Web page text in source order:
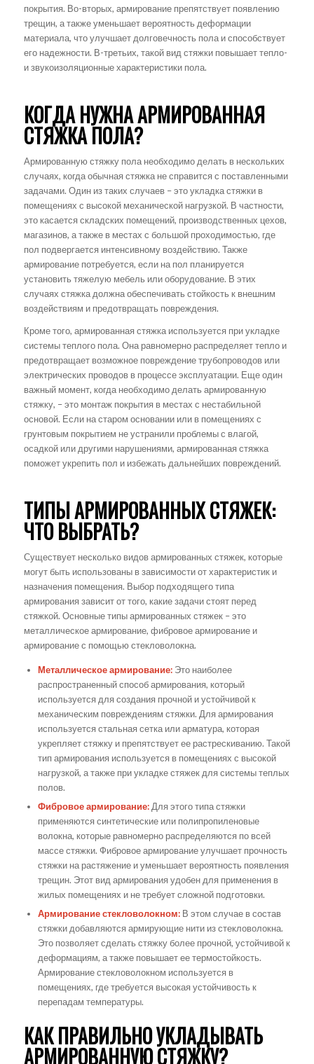
покрытия. Во-вторых, армирование препятствует появлению
трещин, а также уменьшает вероятность деформации
материала, что улучшает долговечность пола и способствует
его надежности. В-третьих, такой вид стяжки повышает тепло-
и звукоизоляционные характеристики пола.
КОГДА НУЖНА АРМИРОВАННАЯ
СТЯЖКА ПОЛА?
Армированную стяжку пола необходимо делать в нескольких
случаях, когда обычная стяжка не справится с поставленными
задачами. Один из таких случаев – это укладка стяжки в
помещениях с высокой механической нагрузкой. В частности,
это касается складских помещений, производственных цехов,
магазинов, а также в местах с большой проходимостью, где
пол подвергается интенсивному воздействию. Также
армирование потребуется, если на пол планируется
установить тяжелую мебель или оборудование. В этих
случаях стяжка должна обеспечивать стойкость к внешним
воздействиям и предотвращать повреждения.
Кроме того, армированная стяжка используется при укладке
системы теплого пола. Она равномерно распределяет тепло и
предотвращает возможное повреждение трубопроводов или
электрических проводов в процессе эксплуатации. Еще один
важный момент, когда необходимо делать армированную
стяжку, – это монтаж покрытия в местах с нестабильной
основой. Если на старом основании или в помещениях с
грунтовым покрытием не устранили проблемы с влагой,
осадкой или другими нарушениями, армированная стяжка
поможет укрепить пол и избежать дальнейших повреждений.
ТИПЫ АРМИРОВАННЫХ СТЯЖЕК:
ЧТО ВЫБРАТЬ?
Существует несколько видов армированных стяжек, которые
могут быть использованы в зависимости от характеристик и
назначения помещения. Выбор подходящего типа
армирования зависит от того, какие задачи стоят перед
стяжкой. Основные типы армированных стяжек – это
металлическое армирование, фибровое армирование и
армирование с помощью стекловолокна.
Металлическое армирование:Это наиболее
распространенный способ армирования, который
используется для создания прочной и устойчивой к
механическим повреждениям стяжки. Для армирования
используется стальная сетка или арматура, которая
укрепляет стяжку и препятствует ее растрескиванию. Такой
тип армирования используется в помещениях с высокой
нагрузкой, а также при укладке стяжек для системы теплых
полов.
Фибровое армирование:Для этого типа стяжки
применяются синтетические или полипропиленовые
волокна, которые равномерно распределяются по всей
массе стяжки. Фибровое армирование улучшает прочность
стяжки на растяжение и уменьшает вероятность появления
трещин. Этот вид армирования удобен для применения в
жилых помещениях и не требует сложной подготовки.
Армирование стекловолокном:В этом случае в состав
стяжки добавляются армирующие нити из стекловолокна.
Это позволяет сделать стяжку более прочной, устойчивой к
деформациям, а также повышает ее термостойкость.
Армирование стекловолокном используется в
помещениях, где требуется высокая устойчивость к
перепадам температуры.
КАК ПРАВИЛЬНО УКЛАДЫВАТЬ
АРМИРОВАННУЮ СТЯЖКУ?